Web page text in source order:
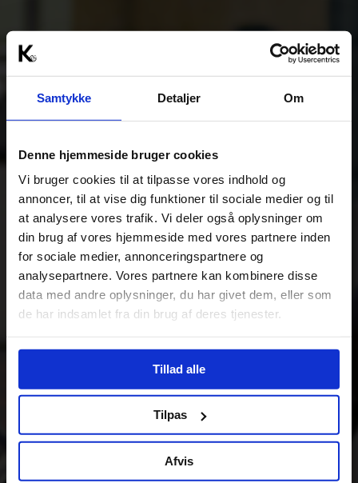
Samtykke Detaljer Om
Denne hjemmeside bruger cookies
Vi bruger cookies til at tilpasse vores indhold og
annoncer, til at vise dig funktioner til sociale medier og til
at analysere vores trafik. Vi deler også oplysninger om
din brug af vores hjemmeside med vores partnere inden
for sociale medier, annonceringspartnere og
analysepartnere. Vores partnere kan kombinere disse
data med andre oplysninger, du har givet dem, eller som
de har indsamlet fra din brug af deres tjenester.
Tillad alle
Tilpas
Afvis